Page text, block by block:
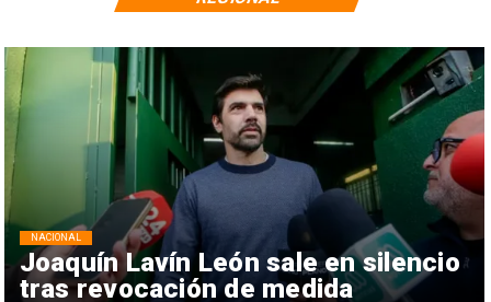
Joaquín Lavín León sale en silencio
tras revocación de medida
NACIONAL